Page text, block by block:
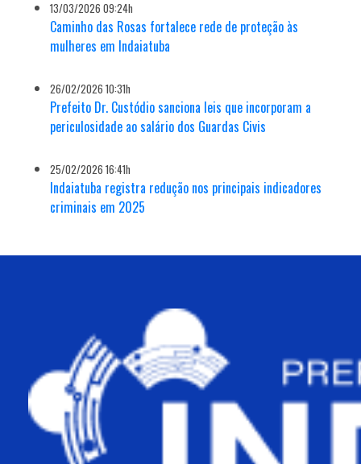
13/03/2026 09:24h
Caminho das Rosas fortalece rede de proteção às
mulheres em Indaiatuba
26/02/2026 10:31h
Prefeito Dr. Custódio sanciona leis que incorporam a
periculosidade ao salário dos Guardas Civis
25/02/2026 16:41h
Indaiatuba registra redução nos principais indicadores
criminais em 2025